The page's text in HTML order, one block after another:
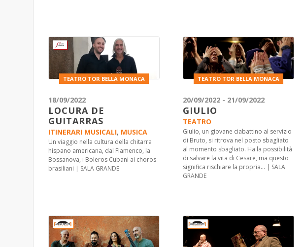
TEATRO TOR BELLA MONACA
18/09/2022
LOCURA DE
GUITARRAS
ITINERARI MUSICALI, MUSICA
Un viaggio nella cultura della chitarra
hispano americana, dal Flamenco, la
Bossanova, i Boleros Cubani ai choros
brasiliani | SALA GRANDE
TEATRO TOR BELLA MONACA
20/09/2022 - 21/09/2022
GIULIO
TEATRO
Giulio, un giovane ciabattino al servizio
di Bruto, si ritrova nel posto sbagliato
al momento sbagliato. Ha la possibilità
di salvare la vita di Cesare, ma questo
significa rischiare la propria… | SALA
GRANDE